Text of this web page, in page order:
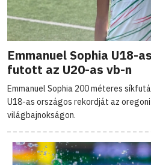
Emmanuel Sophia U18-
futott az U20-as vb-n
Emmanuel Sophia 200 méteres
U18-as országos rekordját az
világbajnokságon.